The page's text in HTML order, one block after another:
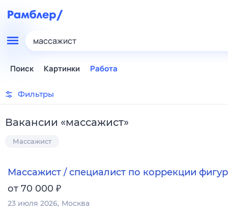
массажист
Поиск Картинки Работа
Фильтры
Вакансии «массажист»
Массажист
Массажист / специалист по коррекции
от 70 000 ₽
23 июля 2026 Москва